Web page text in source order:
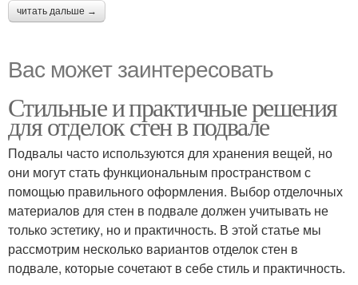
читать дальше →
Вас может заинтересовать
Стильные и практичные решения
для отделок стен в подвале
Подвалы часто используются для хранения вещей, но
они могут стать функциональным пространством с
помощью правильного оформления. Выбор отделочных
материалов для стен в подвале должен учитывать не
только эстетику, но и практичность. В этой статье мы
рассмотрим несколько вариантов отделок стен в
подвале, которые сочетают в себе стиль и практичность.